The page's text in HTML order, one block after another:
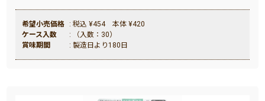
希望小売価格
: 税込 ¥454 本体 ¥420
ケース入数
: （入数：30）
賞味期間
: 製造日より180日